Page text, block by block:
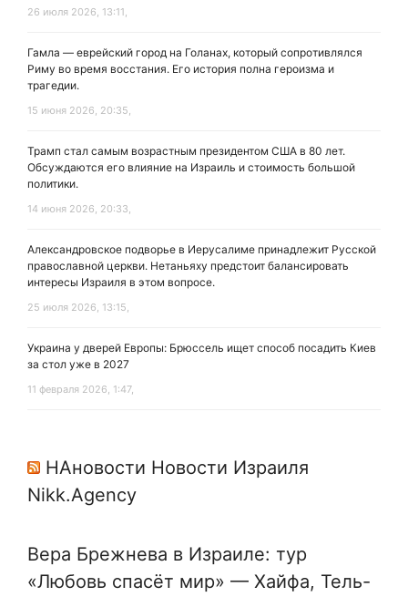
26 июля 2026, 13:11,
Гамла — еврейский город на Голанах, который сопротивлялся
Риму во время восстания. Его история полна героизма и
трагедии.
15 июня 2026, 20:35,
Трамп стал самым возрастным президентом США в 80 лет.
Обсуждаются его влияние на Израиль и стоимость большой
политики.
14 июня 2026, 20:33,
Александровское подворье в Иерусалиме принадлежит Русской
православной церкви. Нетаньяху предстоит балансировать
интересы Израиля в этом вопросе.
25 июля 2026, 13:15,
Украина у дверей Европы: Брюссель ищет способ посадить Киев
за стол уже в 2027
11 февраля 2026, 1:47,
НАновости Новости Израиля
Nikk.Agency
Вера Брежнева в Израиле: тур
«Любовь спасёт мир» — Хайфа, Тель-